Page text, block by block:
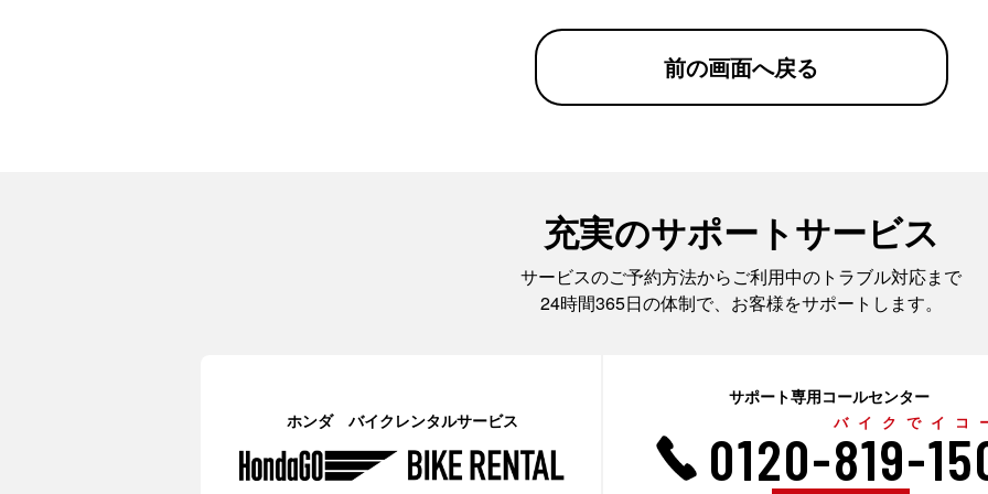
前の画面へ戻る
充実のサポートサービス
サービスのご予約方法からご利用中のトラブル対応まで
24時間365日の体制で、お客様をサポートします。
ホンダ バイクレンタルサービス
サポート専用コールセンター
バイクでイコ
0120-819-